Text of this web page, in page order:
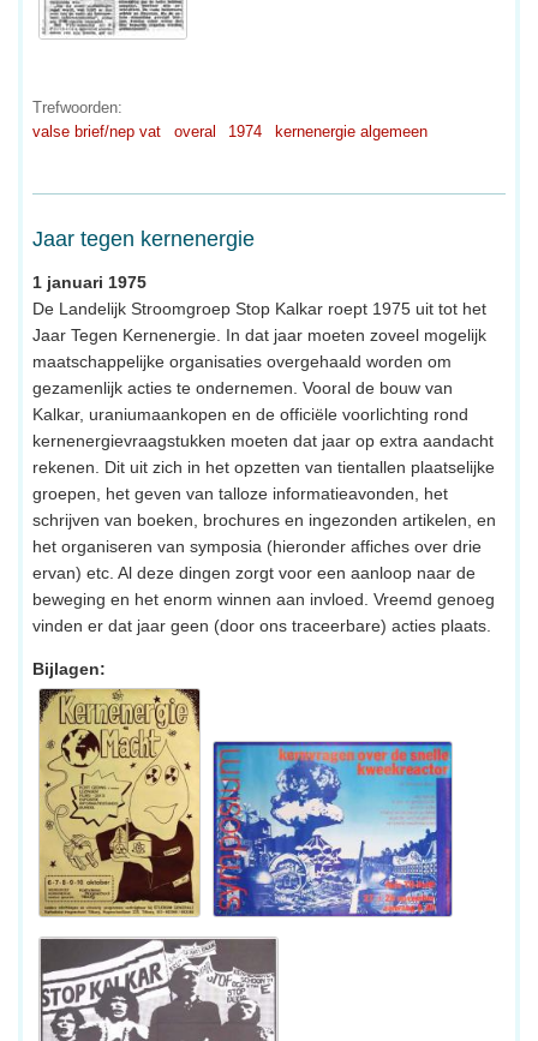
Trefwoorden:
valse brief/nep vat
overal 1974 kernenergie algemeen
Jaar tegen kernenergie
1 januari 1975
De Landelijk Stroomgroep Stop Kalkar roept 1975 uit tot het
Jaar Tegen Kernenergie. In dat jaar moeten zoveel mogelijk
maatschappelijke organisaties overgehaald worden om
gezamenlijk acties te ondernemen. Vooral de bouw van
Kalkar, uraniumaankopen en de officiële voorlichting rond
kernenergievraagstukken moeten dat jaar op extra aandacht
rekenen. Dit uit zich in het opzetten van tientallen plaatselijke
groepen, het geven van talloze informatieavonden, het
schrijven van boeken, brochures en ingezonden artikelen, en
het organiseren van symposia (hieronder affiches over drie
ervan) etc. Al deze dingen zorgt voor een aanloop naar de
beweging en het enorm winnen aan invloed. Vreemd genoeg
vinden er dat jaar geen (door ons traceerbare) acties plaats.
Bijlagen: